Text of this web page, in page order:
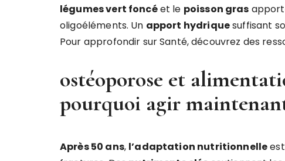
légumes vert foncéet le poisson gras
oligoéléments. Un apport hydriquesuffisant
Pour approfondir sur Santé, découvrez des
ostéoporose et
pourquoi agir
Après 50 ans, l’adaptation nutritionnelle